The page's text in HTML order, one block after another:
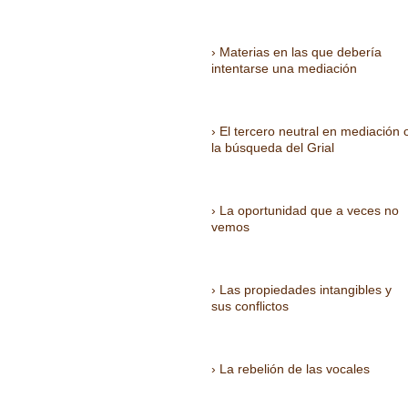
Materias en las que debería
intentarse una mediación
El tercero neutral en mediación
la búsqueda del Grial
La oportunidad que a veces no
vemos
Las propiedades intangibles y
sus conflictos
La rebelión de las vocales